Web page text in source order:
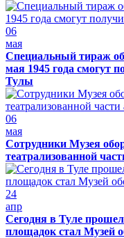
06
мая
Специальный тираж
мая 1945 года смогут
Тулы
06
мая
Сотрудники Музея
театрализованной
24
апр
Сегодня в Туле
площадок стал Музей